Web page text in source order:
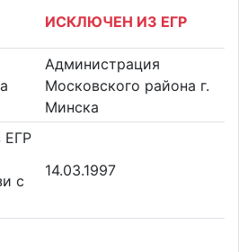
ИСКЛЮЧЕН ИЗ ЕГР
Администрация
Московского района г.
Минска
ЕГР
с
14.03.1997